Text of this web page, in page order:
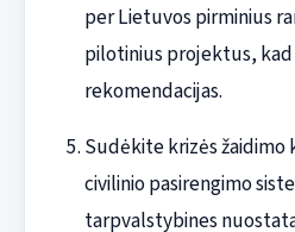
per Lietuvos pirminius
pilotinius projektus,
rekomendacijas.
Sudėkite krizės žaidimo
civilinio pasirengimo
tarpvalstybines